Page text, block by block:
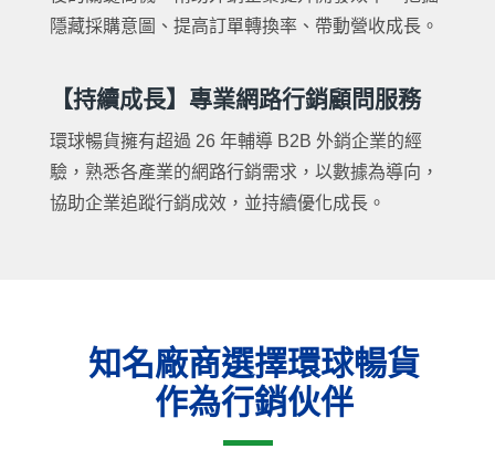
隱藏採購意圖、提高訂單轉換率、帶動營收成長。
【持續成長】專業網路行銷顧問服務
環球暢貨擁有超過 26 年輔導 B2B 外銷企業的經
驗，熟悉各產業的網路行銷需求，以數據為導向，
協助企業追蹤行銷成效，並持續優化成長。
知名廠商選擇環球暢貨
作為行銷伙伴